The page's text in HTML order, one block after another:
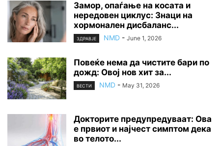
Замор, опаѓање на косата и
нередовен циклус: Знаци на
хормонален дисбаланс...
ЗДРАВЈЕ NMD - June 1, 2026
Повеќе нема да чистите бари по
дожд: Овој нов хит за...
ВЕСТИ NMD - May 31, 2026
Докторите предупредуваат: Ова
е првиот и најчест симптом дека
во телото...